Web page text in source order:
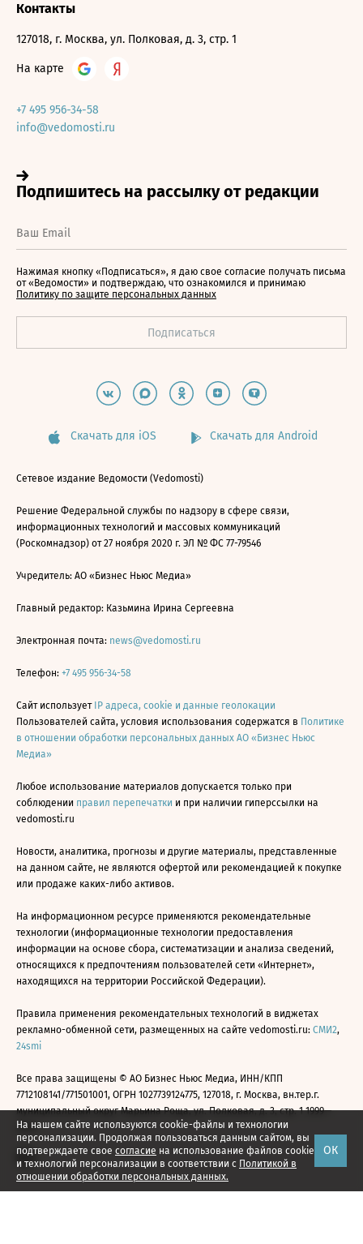
На нашем сайте используются cookie-файлы и технологии
персонализации. Продолжая пользоваться данным сайтом, вы
подтверждаете свое согласие на использование файлов cookie
и технологий персонализации в соответствии с Политикой в
отношении обработки персональных данных.
ОК
Контакты
127018, г. Москва, ул. Полковая, д. 3, стр. 1
На карте
+7 495 956-34-58
info@vedomosti.ru
Нажимая кнопку «Подписаться», я даю свое согласие получать письма
от «Ведомости» и подтверждаю, что ознакомился и принимаю
Политику по защите персональных данных
Скачать для iOS Скачать для Android
Сетевое издание Ведомости (Vedomosti)
Решение Федеральной службы по надзору в сфере связи,
информационных технологий и массовых коммуникаций
(Роскомнадзор) от 27 ноября 2020 г. ЭЛ № ФС 77-79546
Учредитель: АО «Бизнес Ньюс Медиа»
Главный редактор: Казьмина Ирина Сергеевна
Электронная почта: news@vedomosti.ru
Телефон: +7 495 956-34-58
Сайт использует IP адреса, cookie и данные геолокации
Пользователей сайта, условия использования содержатся в Политике
в отношении обработки персональных данных АО «Бизнес Ньюс
Медиа»
Любое использование материалов допускается только при
соблюдении правил перепечатки и при наличии гиперссылки на
vedomosti.ru
Новости, аналитика, прогнозы и другие материалы, представленные
на данном сайте, не являются офертой или рекомендацией к покупке
или продаже каких-либо активов.
На информационном ресурсе применяются рекомендательные
технологии (информационные технологии предоставления
информации на основе сбора, систематизации и анализа сведений,
относящихся к предпочтениям пользователей сети «Интернет»,
находящихся на территории Российской Федерации).
Правила применения рекомендательных технологий в виджетах
рекламно-обменной сети, размещенных на сайте vedomosti.ru: СМИ2,
24smi
Все права защищены © АО Бизнес Ньюс Медиа, ИНН/КПП
7712108141/771501001, ОГРН 1027739124775, 127018, г. Москва, вн.тер.г.
муниципальный округ Марьина Роща, ул. Полковая, д. 3, стр. 1 1999—
2026